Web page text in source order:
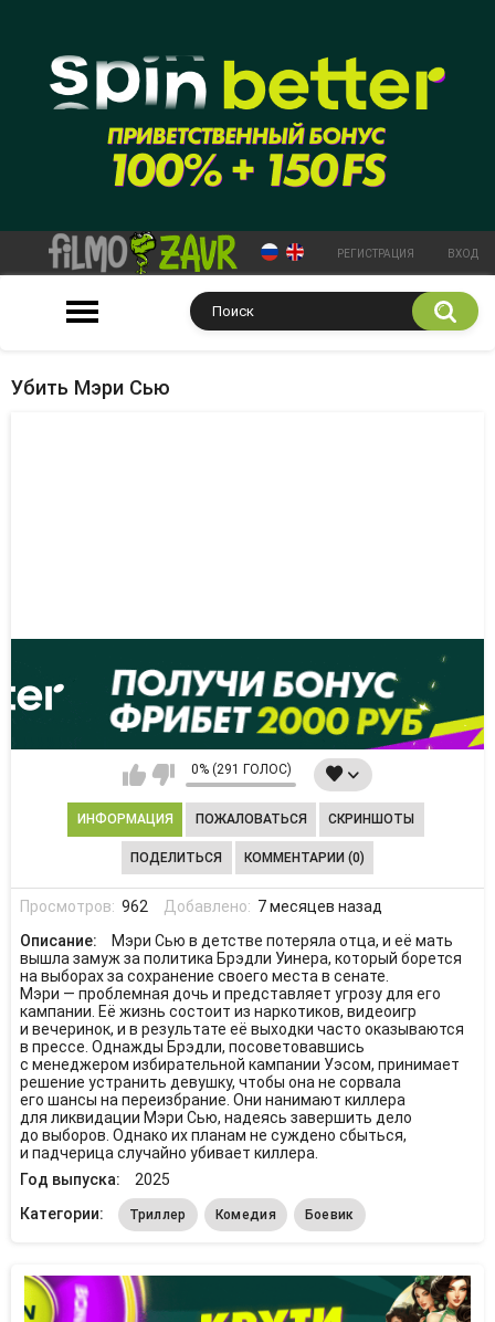
РЕГИСТРАЦИЯ ВХОД
Убить Мэри Сью
0% (291 ГОЛОС)
ИНФОРМАЦИЯ ПОЖАЛОВАТЬСЯ СКРИНШОТЫ
ПОДЕЛИТЬСЯ КОММЕНТАРИИ (0)
Просмотров: 962 Добавлено: 7 месяцев назад
Описание:
Мэри Сью в детстве потеряла отца, и её мать
вышла замуж за политика Брэдли Уинера, который борется
на выборах за сохранение своего места в сенате.
Мэри — проблемная дочь и представляет угрозу для его
кампании. Её жизнь состоит из наркотиков, видеоигр
и вечеринок, и в результате её выходки часто оказываются
в прессе. Однажды Брэдли, посоветовавшись
с менеджером избирательной кампании Уэсом, принимает
решение устранить девушку, чтобы она не сорвала
его шансы на переизбрание. Они нанимают киллера
для ликвидации Мэри Сью, надеясь завершить дело
до выборов. Однако их планам не суждено сбыться,
и падчерица случайно убивает киллера.
Год выпуска:
2025
Категории:
Триллер Комедия Боевик